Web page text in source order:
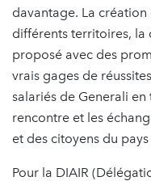
davantage. La
différents territoires,
proposé avec des
vrais gages de
salariés de Generali
rencontre et les
et des citoyens du
Pour la DIAIR